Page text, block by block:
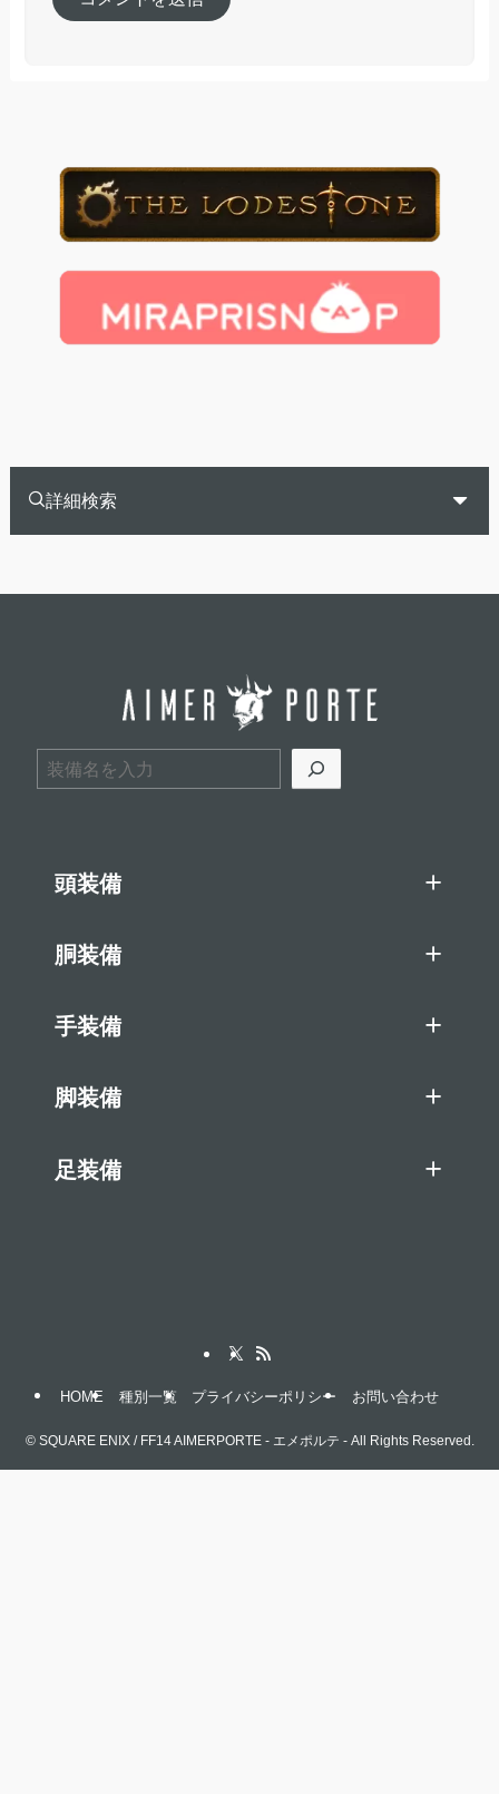
詳細検索
検索
頭装備
胴装備
手装備
脚装備
足装備
HOME 種別一覧 プライバシーポリシー お問い合わせ
©SQUARE ENIX / FF14 AIMERPORTE - エメポルテ - All Rights Reserved.